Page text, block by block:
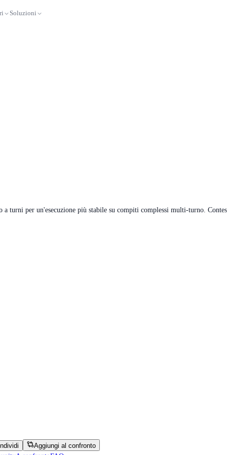
Soluzioni
turni per un'esecuzione più stabile su compiti complessi multi-turno.
Aggiungi al confronto